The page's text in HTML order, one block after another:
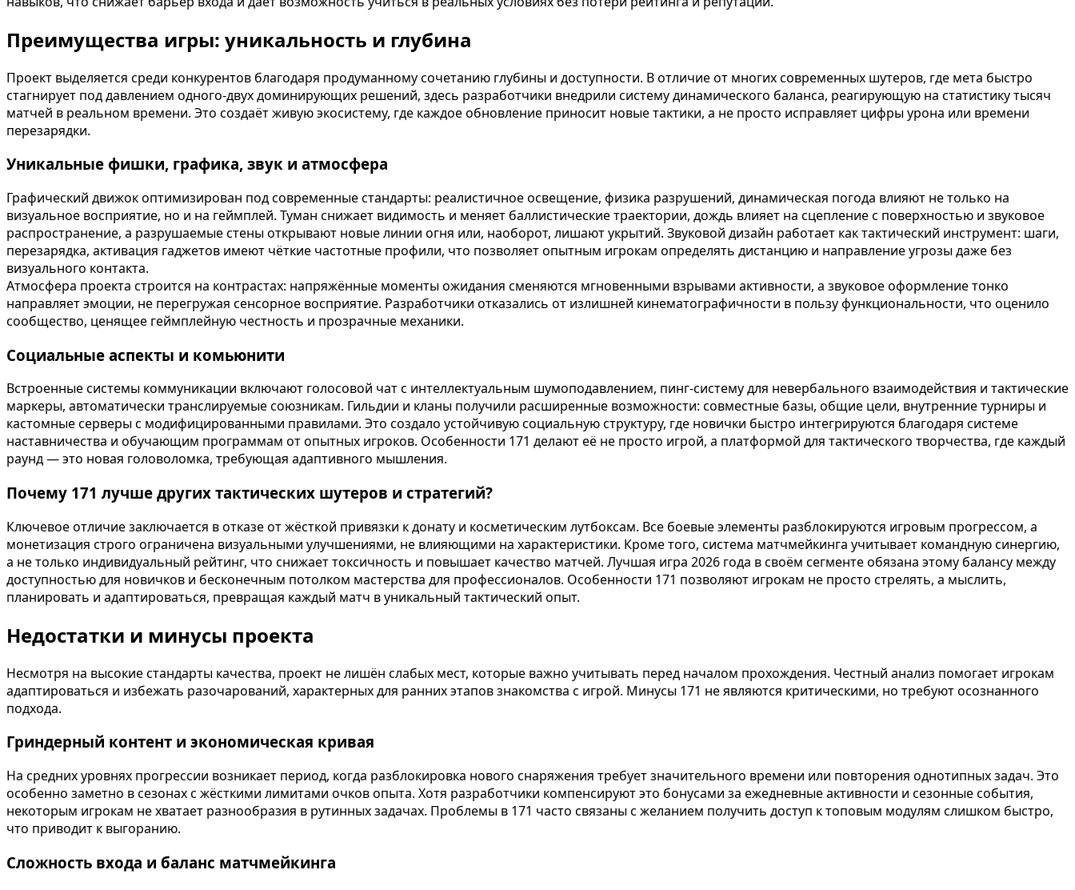
Преимущества игры: уникальность и глубина
Проект выделяется среди конкурентов благодаря продуманному сочетанию глубины и доступности. В отличие от многих современных шутеров, где мета быстро
стагнирует под давлением одного-двух доминирующих решений, здесь разработчики внедрили систему динамического баланса, реагирующую на статистику тысяч
матчей в реальном времени. Это создаёт живую экосистему, где каждое обновление приносит новые тактики, а не просто исправляет цифры урона или времени
перезарядки.
Уникальные фишки, графика, звук и атмосфера
Графический движок оптимизирован под современные стандарты: реалистичное освещение, физика разрушений, динамическая погода влияют не только на
визуальное восприятие, но и на геймплей. Туман снижает видимость и меняет баллистические траектории, дождь влияет на сцепление с поверхностью и звуковое
распространение, а разрушаемые стены открывают новые линии огня или, наоборот, лишают укрытий. Звуковой дизайн работает как тактический инструмент: шаги,
перезарядка, активация гаджетов имеют чёткие частотные профили, что позволяет опытным игрокам определять дистанцию и направление угрозы даже без
визуального контакта.
Атмосфера проекта строится на контрастах: напряжённые моменты ожидания сменяются мгновенными взрывами активности, а звуковое оформление тонко
направляет эмоции, не перегружая сенсорное восприятие. Разработчики отказались от излишней кинематографичности в пользу функциональности, что оценило
сообщество, ценящее геймплейную честность и прозрачные механики.
Социальные аспекты и комьюнити
Встроенные системы коммуникации включают голосовой чат с интеллектуальным шумоподавлением, пинг-систему для невербального взаимодействия и тактические
маркеры, автоматически транслируемые союзникам. Гильдии и кланы получили расширенные возможности: совместные базы, общие цели, внутренние турниры и
кастомные серверы с модифицированными правилами. Это создало устойчивую социальную структуру, где новички быстро интегрируются благодаря системе
наставничества и обучающим программам от опытных игроков. Особенности 171 делают её не просто игрой, а платформой для тактического творчества, где каждый
раунд — это новая головоломка, требующая адаптивного мышления.
Почему 171 лучше других тактических шутеров и стратегий?
Ключевое отличие заключается в отказе от жёсткой привязки к донату и косметическим лутбоксам. Все боевые элементы разблокируются игровым прогрессом, а
монетизация строго ограничена визуальными улучшениями, не влияющими на характеристики. Кроме того, система матчмейкинга учитывает командную синергию,
а не только индивидуальный рейтинг, что снижает токсичность и повышает качество матчей. Лучшая игра 2026 года в своём сегменте обязана этому балансу между
доступностью для новичков и бесконечным потолком мастерства для профессионалов. Особенности 171 позволяют игрокам не просто стрелять, а мыслить,
планировать и адаптироваться, превращая каждый матч в уникальный тактический опыт.
Недостатки и минусы проекта
Несмотря на высокие стандарты качества, проект не лишён слабых мест, которые важно учитывать перед началом прохождения. Честный анализ помогает игрокам
адаптироваться и избежать разочарований, характерных для ранних этапов знакомства с игрой. Минусы 171 не являются критическими, но требуют осознанного
подхода.
Гриндерный контент и экономическая кривая
На средних уровнях прогрессии возникает период, когда разблокировка нового снаряжения требует значительного времени или повторения однотипных задач. Это
особенно заметно в сезонах с жёсткими лимитами очков опыта. Хотя разработчики компенсируют это бонусами за ежедневные активности и сезонные события,
некоторым игрокам не хватает разнообразия в рутинных задачах. Проблемы в 171 часто связаны с желанием получить доступ к топовым модулям слишком быстро,
что приводит к выгоранию.
Сложность входа и баланс матчмейкинга